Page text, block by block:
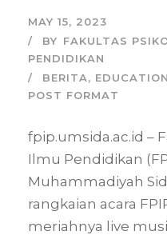
MAY 15, 2023
BY FAKULTAS
PENDIDIKAN
BERITA, EDUCATION
POST FORMAT
fpip.umsida.ac.id –
Ilmu Pendidikan
Muhammadiyah
rangkaian acara
meriahnya live